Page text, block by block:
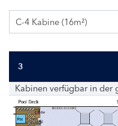
C-4 Kabine (16m²)
3
Kabinen verfügbar in der